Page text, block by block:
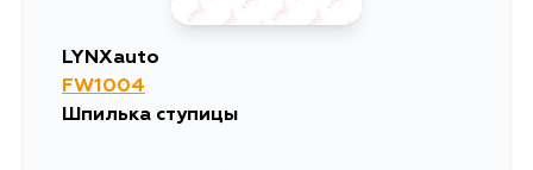
LYNXauto
FW1004
Шпилька ступицы